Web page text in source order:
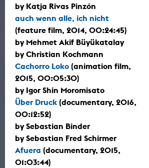
by Katja Rivas Pinzón
auch wenn alle, ich nicht
(feature film, 2014, 00:24:45)
by Mehmet Akif Büyükatalay
by Christian Kochmann
Cachorro Loko (animation film,
2015, 00:05:30)
by Igor Shin Moromisato
Über Druck (documentary, 2016,
00:12:52)
by Sebastian Binder
by Sebastian Fred Schirmer
Afuera (documentary, 2015,
01:03:44)